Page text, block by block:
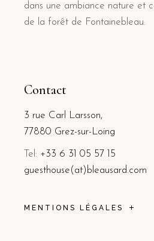
dans une ambiance nature et
de la forêt de Fontainebleau.
Contact
3 rue Carl Larsson,
77880 Grez-sur-Loing
Tel: +33 6 31 05 57 15
guesthouse(at)bleausard.com
MENTIONS LÉGALES